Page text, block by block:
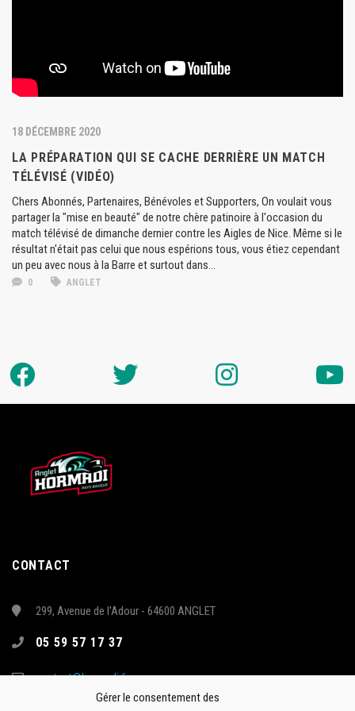
Gérer le consentement des
18 DÉCEMBRE 2020
LA PRÉPARATION QUI SE CACHE DERRIÈRE UN MATCH
TÉLÉVISÉ (VIDÉO)
Chers Abonnés, Partenaires, Bénévoles et Supporters, On voulait vous
partager la "mise en beauté" de notre chère patinoire à l'occasion du
match télévisé de dimanche dernier contre les Aigles de Nice. Même si le
résultat n'était pas celui que nous espérions tous, vous étiez cependant
un peu avec nous à la Barre et surtout dans...
0 ANGLET
CONTACT
299, Avenue de l'Adour - 64600 ANGLET
05 59 57 17 37
contact@hormadi.fr